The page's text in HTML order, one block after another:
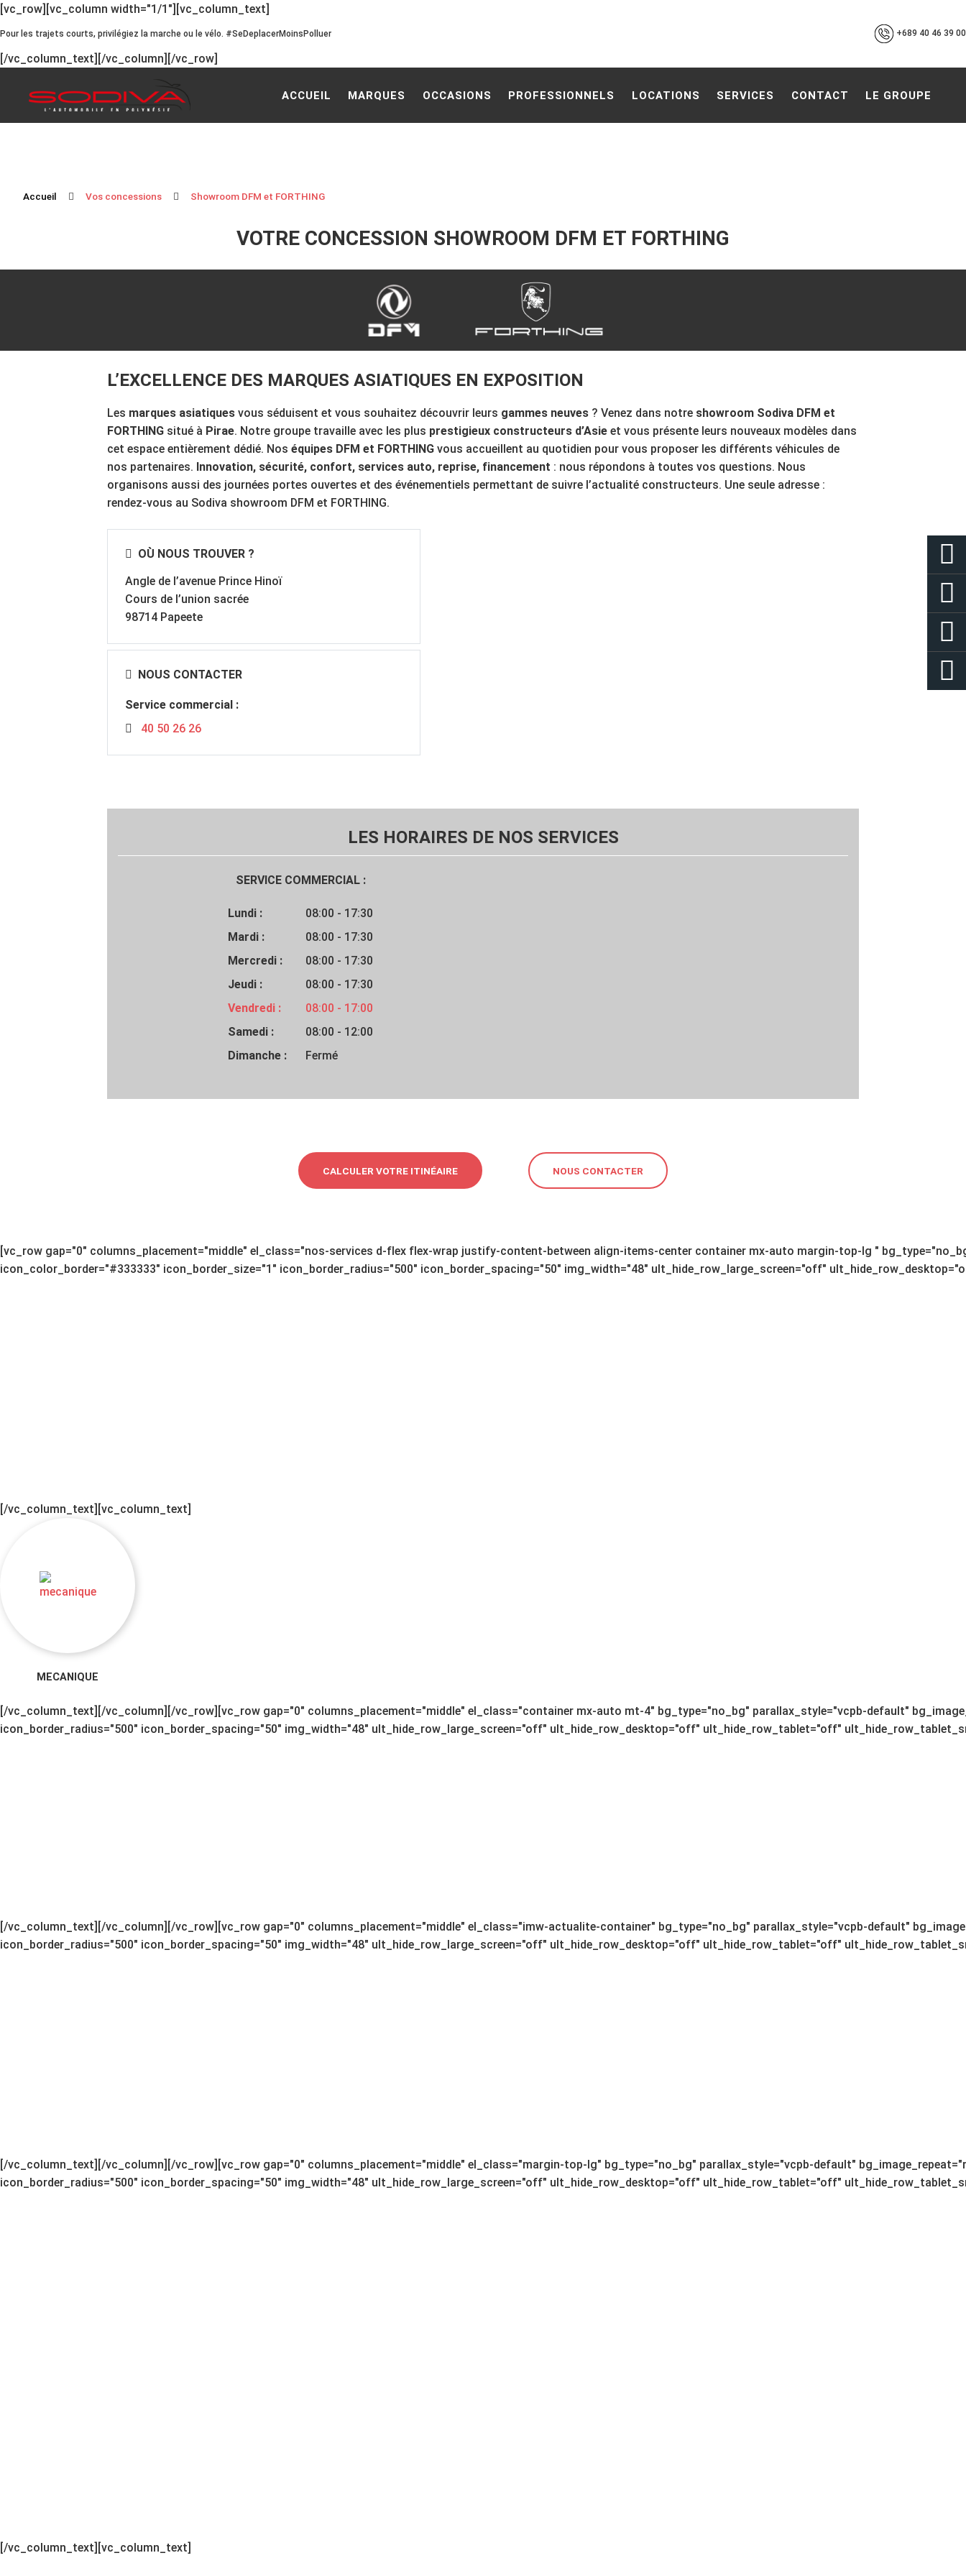
[vc_row][vc_column width="1/1"][vc_column_text]
Pour les trajets courts, privilégiez la marche ou le vélo. #SeDeplacerMoinsPolluer +689 40 46 39 00
[/vc_column_text][/vc_column][/vc_row]
ACCUEIL MARQUES OCCASIONS PROFESSIONNELS LOCATIONS SERVICES CONTACT LE GROUPE
Accueil Vos concessions Showroom DFM et FORTHING
VOTRE CONCESSION SHOWROOM DFM ET FORTHING
L’EXCELLENCE DES MARQUES ASIATIQUES EN EXPOSITION
Les marques asiatiques vous séduisent et vous souhaitez découvrir leurs gammes neuves ? Venez dans notre showroom Sodiva DFM et
FORTHING situé à Pirae. Notre groupe travaille avec les plus prestigieux constructeurs d’Asie et vous présente leurs nouveaux modèles dans
cet espace entièrement dédié. Noséquipes DFM et FORTHINGvous accueillent au quotidien pour vous proposer les différents véhicules de
nos partenaires. Innovation, sécurité, confort, services auto, reprise, financement : nous répondons à toutes vos questions. Nous
organisons aussi des journées portes ouvertes et des événementiels permettant de suivre l’actualité constructeurs. Une seule adresse :
rendez-vous au Sodiva showroom DFM et FORTHING.
OÙ NOUS TROUVER ?
Angle de l’avenue Prince Hinoï
Cours de l’union sacrée
98714 Papeete
NOUS CONTACTER
Service commercial :
40 50 26 26
LES HORAIRES DE NOS SERVICES
SERVICE COMMERCIAL :
Lundi :
08:00 - 17:30
Mardi :
08:00 - 17:30
Mercredi :
08:00 - 17:30
Jeudi :
08:00 - 17:30
Vendredi :
08:00 - 17:00
Samedi :
08:00 - 12:00
Dimanche :
Fermé
CALCULER VOTRE ITINÉAIRE NOUS CONTACTER
[vc_row gap="0" columns_placement="middle" el_class="nos-services d-flex flex-wrap justify-content-between align-items-center container mx-auto margin-top-lg "
icon_color_border="#333333" icon_border_size="1" icon_border_radius="500" icon_border_spacing="50" img_width="48" ult_hide_row_large_screen="off"
[/vc_column_text][vc_column_text]
MECANIQUE
[/vc_column_text][/vc_column][/vc_row][vc_row gap="0" columns_placement="middle" el_class="container mx-auto mt-4" bg_type="no_bg" parallax_style="vcpb-default"
icon_border_radius="500" icon_border_spacing="50" img_width="48" ult_hide_row_large_screen="off" ult_hide_row_desktop="off" ult_hide_row_tablet="off"
[/vc_column_text][/vc_column][/vc_row][vc_row gap="0" columns_placement="middle" el_class="imw-actualite-container" bg_type="no_bg" parallax_style="vcpb-default"
icon_border_radius="500" icon_border_spacing="50" img_width="48" ult_hide_row_large_screen="off" ult_hide_row_desktop="off" ult_hide_row_tablet="off"
[/vc_column_text][/vc_column][/vc_row][vc_row gap="0" columns_placement="middle" el_class="margin-top-lg" bg_type="no_bg" parallax_style="vcpb-default"
icon_border_radius="500" icon_border_spacing="50" img_width="48" ult_hide_row_large_screen="off" ult_hide_row_desktop="off" ult_hide_row_tablet="off"
[/vc_column_text][vc_column_text]